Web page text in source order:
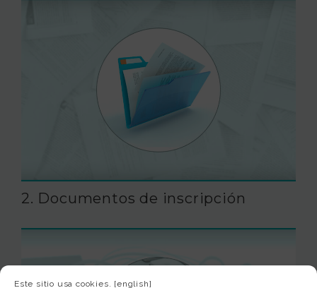
Este sitio usa cookies. [english]
2. Documentos de inscripción